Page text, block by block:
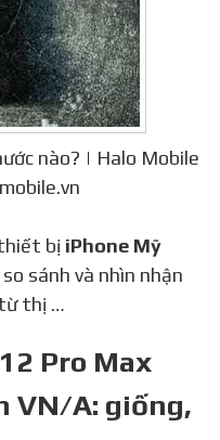
nào? | Halo Mobile
bị iPhone Mỹ
sánh và nhìn nhận
thị …
Pro Max
VN/A: giống,